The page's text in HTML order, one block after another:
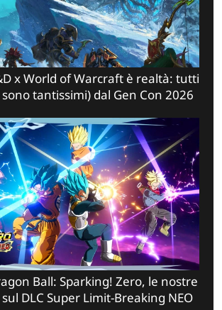
x World of Warcraft è realtà: tutti
tantissimi) dal Gen Con 2026
Ball: Sparking! Zero, le nostre
DLC Super Limit-Breaking NEO